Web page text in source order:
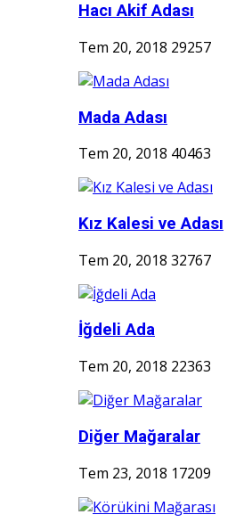
Hacı Akif Adası
Tem 20, 2018 29257
Mada Adası
Tem 20, 2018 40463
Kız Kalesi ve Adası
Tem 20, 2018 32767
İğdeli Ada
Tem 20, 2018 22363
Diğer Mağaralar
Tem 23, 2018 17209